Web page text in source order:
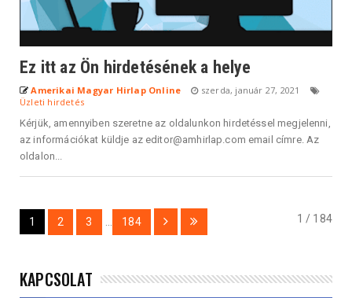
Ez itt az Ön hirdetésének a helye
Amerikai Magyar Hirlap Online
szerda, január 27, 2021
Üzleti hirdetés
Kérjük, amennyiben szeretne az oldalunkon hirdetéssel megjelenni,
az információkat küldje az editor@amhirlap.com email címre. Az
oldalon...
1 / 184
1 2 3 184
KAPCSOLAT